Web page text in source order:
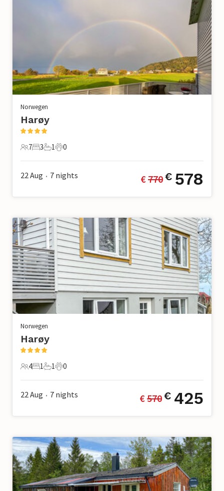
Norwegen
Harøy
7 Gäste
7
3 Schlafzimmer
3
1 Badezimmer
1
0 Haustiere
0
22 Aug • 7 nights € 770€ 578
Norwegen
Harøy
4 Gäste
4
1 Schlafzimmer
1
1 Badezimmer
1
0 Haustiere
0
22 Aug • 7 nights € 570€ 425